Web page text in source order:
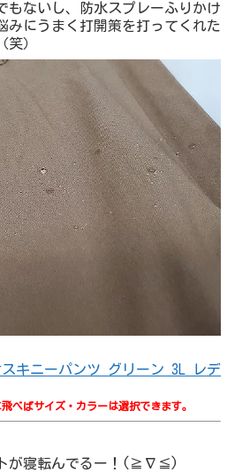
もないし、防水スプレーふりかけ
にうまく打開策を打ってくれた
笑）
キニーパンツ グリーン 3L レデ
べばサイズ・カラーは選択できます。
が寝転んでるー！(≧∇≦)